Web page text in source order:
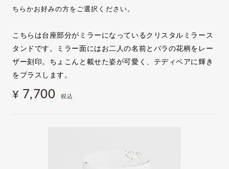
ちらかお好みの方をご選択ください。
こちらは台座部分がミラーになっているクリスタルミラース
タンドです。ミラー面にはお二人の名前とバラの花柄をレー
ザー刻印。ちょこんと載せた姿が可愛く、テディベアに輝き
をプラスします。
¥ 7,700 税込